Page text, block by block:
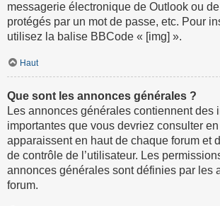
messagerie électronique de Outlook ou
protégés par un mot de passe, etc. Pour
utilisez la balise BBCode « [img] ».
Haut
Que sont les annonces générales ?
Les annonces générales contiennent des
importantes que vous devriez consulter
apparaissent en haut de chaque forum et
de contrôle de l’utilisateur. Les
annonces générales sont définies par les
forum.